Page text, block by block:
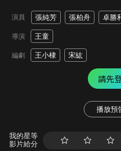
演員 張純芳 張柏舟 卓勝
導演 王童
編劇 王小棣 宋紘
請先
播放預
我的星等
影片給分